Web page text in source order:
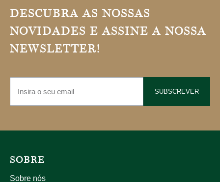
DESCUBRA AS NOSSAS
NOVIDADES E ASSINE A NOSSA
NEWSLETTER!
SUBSCREVER
SOBRE
Sobre nós